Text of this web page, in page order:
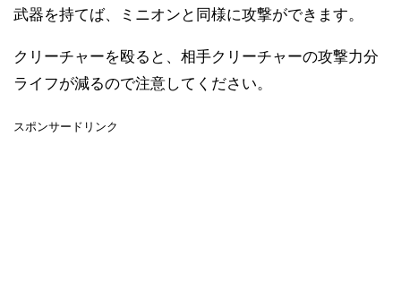
武器を持てば、ミニオンと同様に攻撃ができます。
クリーチャーを殴ると、相手クリーチャーの攻撃力分
ライフが減るので注意してください。
スポンサードリンク